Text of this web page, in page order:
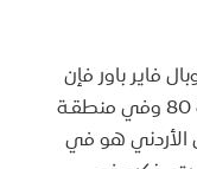
فاير باور فإن
ترتيب الجيش اليمني عالمياً في المرتبة 80 وفي منطقـة
المرتبة 13 والجيش الأردني هو في